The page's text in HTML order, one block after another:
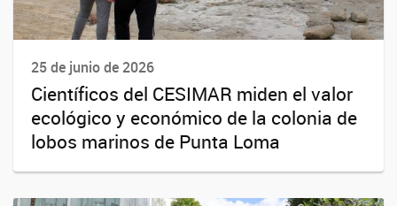
25 de junio de 2026
Científicos del CESIMAR miden el valor
ecológico y económico de la colonia de
lobos marinos de Punta Loma